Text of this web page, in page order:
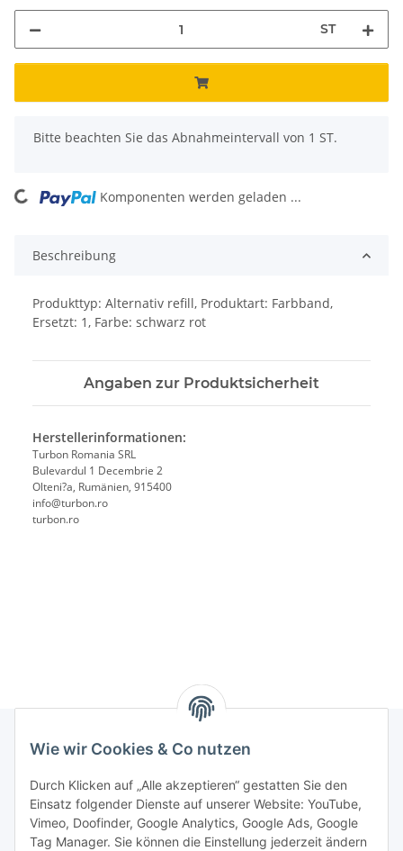
Wie wir Cookies & Co nutzen
Durch Klicken auf „Alle akzeptieren“ gestatten Sie den
Einsatz folgender Dienste auf unserer Website: YouTube,
Vimeo, Doofinder, Google Analytics, Google Ads, Google
Tag Manager. Sie können die Einstellung jederzeit ändern
ST
x
Bitte beachten Sie das Abnahmeintervall von 1 ST.
Loading... Komponenten werden geladen ...
Beschreibung
Produkttyp: Alternativ refill, Produktart: Farbband,
Ersetzt: 1, Farbe: schwarz rot
Angaben zur Produktsicherheit
Herstellerinformationen:
Turbon Romania SRL
Bulevardul 1 Decembrie 2
Olteni?a, Rumänien, 915400
info@turbon.ro
turbon.ro
Rechtliches
Allgemeines